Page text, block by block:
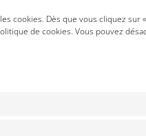
Dès que vous cliquez
de cookies. Vous pouvez